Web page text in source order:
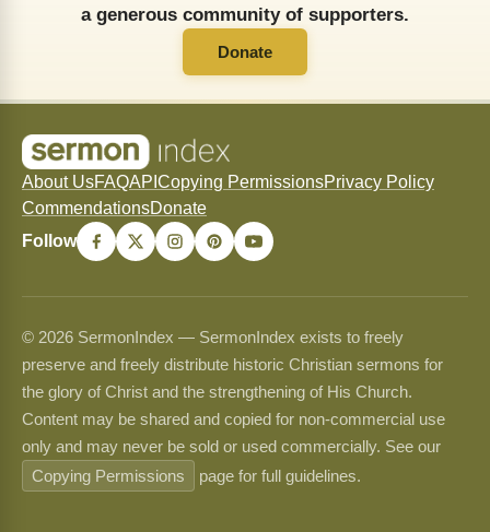
a generous community of supporters.
Donate
About UsFAQAPI Copying PermissionsPrivacy Policy
CommendationsDonate
Follow
© 2026 SermonIndex — SermonIndex exists to freely
preserve and freely distribute historic Christian sermons for
the glory of Christ and the strengthening of His Church.
Content may be shared and copied for non-commercial use
only and may never be sold or used commercially. See our
Copying Permissions
page for full guidelines.